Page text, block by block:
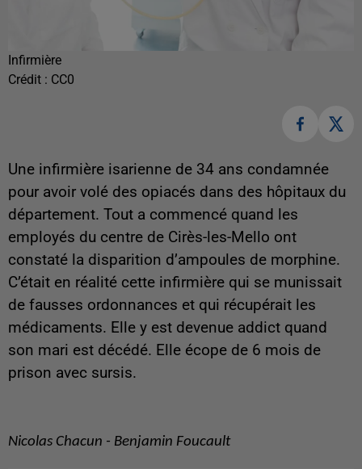
Infirmière
Crédit : CC0
Une infirmière isarienne de 34 ans condamnée
pour avoir volé des opiacés dans des hôpitaux du
département. Tout a commencé quand les
employés du centre de Cirès-les-Mello ont
constaté la disparition d’ampoules de morphine.
C’était en réalité cette infirmière qui se munissait
de fausses ordonnances et qui récupérait les
médicaments. Elle y est devenue addict quand
son mari est décédé. Elle écope de 6 mois de
prison avec sursis.
Nicolas Chacun - Benjamin Foucault